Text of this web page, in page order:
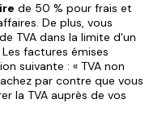
de 50 % pour frais et
De plus, vous
TVA dans la limite d'un
factures émises
suivante : « TVA non
par contre que vous
la TVA auprès de vos